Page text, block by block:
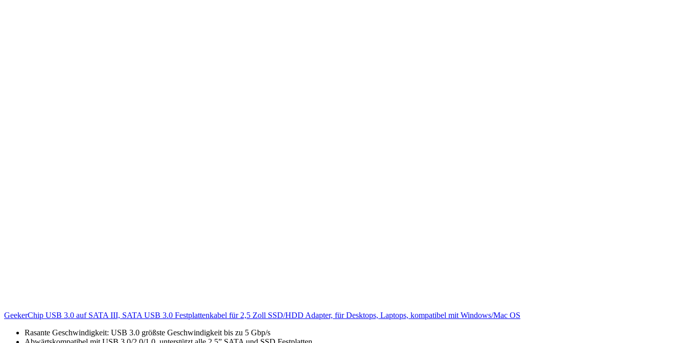
GeekerChip USB 3.0 auf SATA III, SATA USB 3.0 Festplattenkabel für 2,5 Zoll SSD/HDD Adapter, für Desktops, Laptops, kompatibel mit Windows/Mac OS
Rasante Geschwindigkeit: USB 3.0 größste Geschwindigkeit bis zu 5 Gbp/s